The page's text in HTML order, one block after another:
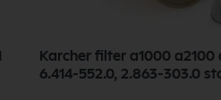
Karcher filter a1000 a2100
6.414-